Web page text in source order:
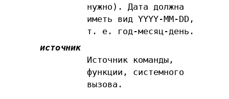
нужно). Дата должна
иметь вид YYYY-MM-DD,
т. е. год-месяц-день.
источник
Источник команды,
функции, системного
вызова.